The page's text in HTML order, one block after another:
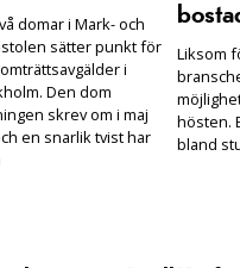
domar i Mark- och
sätter punkt för
i
Den dom
skrev om i maj
en snarlik tvist har
Liksom
hösten.
bland